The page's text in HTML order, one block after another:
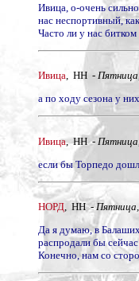
Ивица, о-очень
нас неспортивный,
Часто ли у нас
Ивица, НН -
а по ходу сезона у
Ивица, НН -
если бы Торпедо
НОРД, НН -
Да я думаю, в
распродали бы
Конечно, нам со